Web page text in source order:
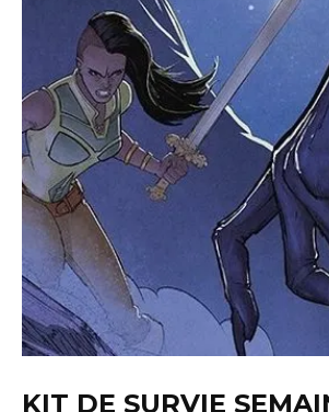
KIT DE SURVIE